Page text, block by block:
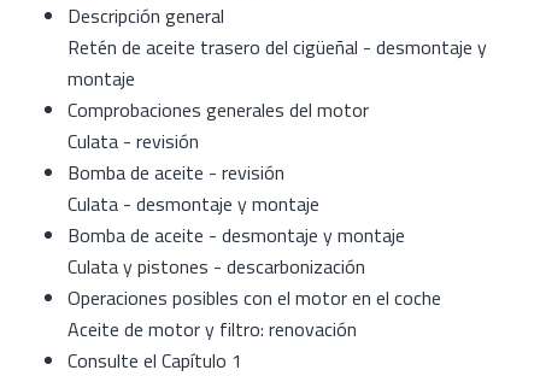
Descripción general
Retén de aceite trasero del cigüeñal - desmontaje y
montaje
Comprobaciones generales del motor
Culata - revisión
Bomba de aceite - revisión
Culata - desmontaje y montaje
Bomba de aceite - desmontaje y montaje
Culata y pistones - descarbonización
Operaciones posibles con el motor en el coche
Aceite de motor y filtro: renovación
Consulte el Capítulo 1